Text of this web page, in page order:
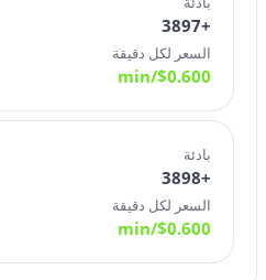
+3897
السعر لكل دقيقة
$0.600
/min
بادئة
+3898
السعر لكل دقيقة
$0.600
/min